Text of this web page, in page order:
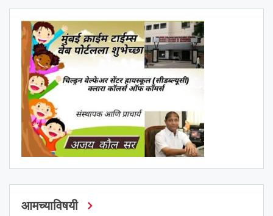
आमच्याविषयी